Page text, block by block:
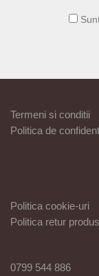
Termeni si conditii
Politica de
Politica cookie-uri
Politica retur
0799 544 886